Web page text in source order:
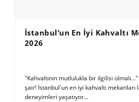
İstanbul’un En İyi Kahvaltı
2026
"Kahvaltının mutlulukla bir ilgilisi
şair! İstanbul'un en iyi kahvaltı mekanları
deneyimleri yaşatıyor...